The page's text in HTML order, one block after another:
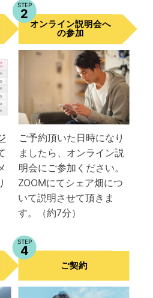
STEP
2
オンライン説明会へ
の参加
ご予約頂いた日時になり
ましたら、オンライン説
明会にご参加ください。
ZOOMにてシェア畑につ
いて説明させて頂きま
す。（約7分）
STEP
4
ご契約